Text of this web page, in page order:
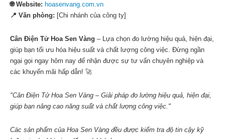
🌐 Website: hoasenvang.com.vn
📍 Văn phòng: [Chi nhánh của công ty]
Cân Điện Tử Hoa Sen Vàng – Lựa chọn đo lường hiệu quả, hiện đại,
giúp bạn tối ưu hóa hiệu suất và chất lượng công việc. Đừng ngần
ngại gọi ngay hôm nay để nhận được sự tư vấn chuyên nghiệp và
các khuyến mãi hấp dẫn! 🚀
"Cân Điện Tử Hoa Sen Vàng – Giải pháp đo lường hiệu quả, hiện đại,
giúp bạn nâng cao năng suất và chất lượng công việc."
Các sản phẩm của Hoa Sen Vàng đều được kiểm tra độ tin cậy kỹ